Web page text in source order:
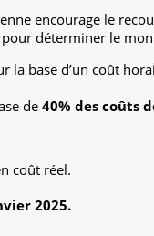
encourage le
déterminer le
la base d’un coût
de 40% des coûts
coût réel.
2025.